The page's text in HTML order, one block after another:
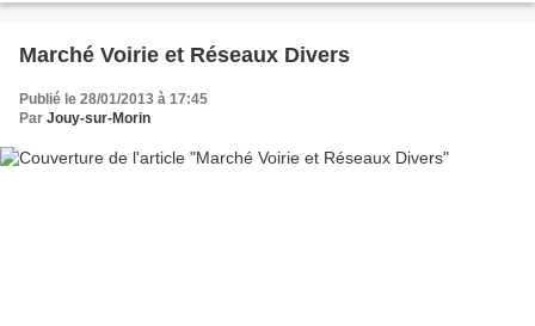
Marché Voirie et Réseaux Divers
Publié le 28/01/2013 à 17:45
Par Jouy-sur-Morin